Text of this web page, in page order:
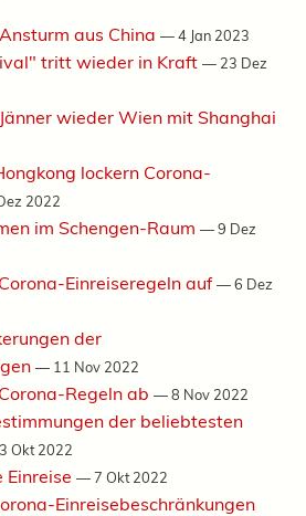
aus China —4 Jan 2023
tritt wieder in Kraft — 23 Dez
wieder Wien mit Shanghai
lockern Corona-
2022
im Schengen-Raum —9 Dez
Einreiseregeln auf—6 Dez
der
— 11 Nov 2022
Regeln ab —8 Nov 2022
der beliebtesten
Okt 2022
Einreise —7 Okt 2022
Einreisebeschränkungen